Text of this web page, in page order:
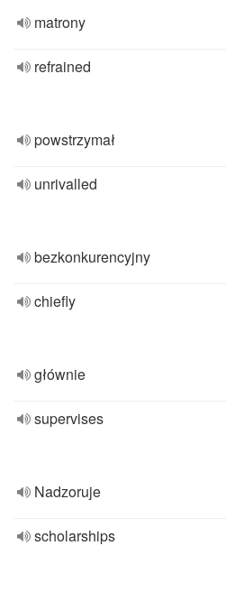
matrony
refrained
powstrzymał
unrivalled
bezkonkurencyjny
chiefly
głównie
supervises
Nadzoruje
scholarships